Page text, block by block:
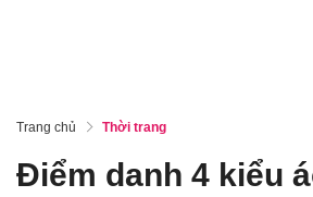
Trang chủ Thời trang
Điểm danh 4 kiểu